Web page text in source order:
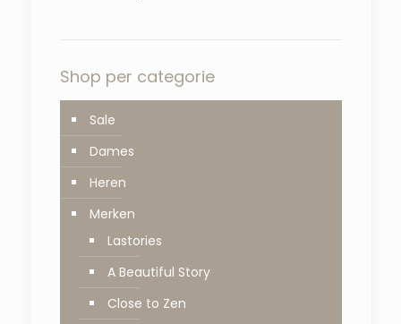
Shop per categorie
Sale
Dames
Heren
Merken
Lastories
A Beautiful Story
Close to Zen